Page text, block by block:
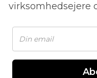
virksomhedsejere